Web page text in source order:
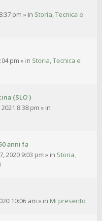
pm » in Storia, Tecnica e
pm » in Storia, Tecnica e
(SLO )
8:38 pm » in
anni fa
2020 9:03 pm » in Storia,
10:06 am » in Mi presento